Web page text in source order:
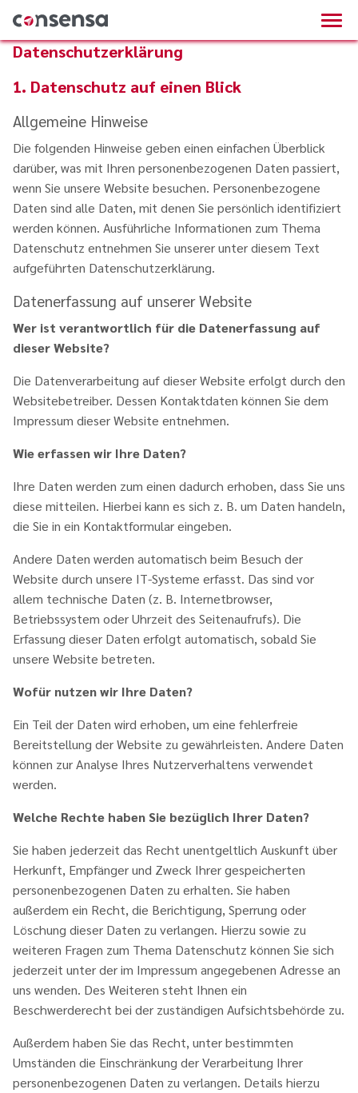
Datenschutzerklärung
1. Datenschutz auf einen Blick
Allgemeine Hinweise
Die folgenden Hinweise geben einen einfachen Überblick
darüber, was mit Ihren personenbezogenen Daten passiert,
wenn Sie unsere Website besuchen. Personenbezogene
Daten sind alle Daten, mit denen Sie persönlich identifiziert
werden können. Ausführliche Informationen zum Thema
Datenschutz entnehmen Sie unserer unter diesem Text
aufgeführten Datenschutzerklärung.
Datenerfassung auf unserer Website
Wer ist verantwortlich für die Datenerfassung auf
dieser Website?
Die Datenverarbeitung auf dieser Website erfolgt durch den
Websitebetreiber. Dessen Kontaktdaten können Sie dem
Impressum dieser Website entnehmen.
Wie erfassen wir Ihre Daten?
Ihre Daten werden zum einen dadurch erhoben, dass Sie uns
diese mitteilen. Hierbei kann es sich z. B. um Daten handeln,
die Sie in ein Kontaktformular eingeben.
Andere Daten werden automatisch beim Besuch der
Website durch unsere IT-Systeme erfasst. Das sind vor
allem technische Daten (z. B. Internetbrowser,
Betriebssystem oder Uhrzeit des Seitenaufrufs). Die
Erfassung dieser Daten erfolgt automatisch, sobald Sie
unsere Website betreten.
Wofür nutzen wir Ihre Daten?
Ein Teil der Daten wird erhoben, um eine fehlerfreie
Bereitstellung der Website zu gewährleisten. Andere Daten
können zur Analyse Ihres Nutzerverhaltens verwendet
werden.
Welche Rechte haben Sie bezüglich Ihrer Daten?
Sie haben jederzeit das Recht unentgeltlich Auskunft über
Herkunft, Empfänger und Zweck Ihrer gespeicherten
personenbezogenen Daten zu erhalten. Sie haben
außerdem ein Recht, die Berichtigung, Sperrung oder
Löschung dieser Daten zu verlangen. Hierzu sowie zu
weiteren Fragen zum Thema Datenschutz können Sie sich
jederzeit unter der im Impressum angegebenen Adresse an
uns wenden. Des Weiteren steht Ihnen ein
Beschwerderecht bei der zuständigen Aufsichtsbehörde zu.
Außerdem haben Sie das Recht, unter bestimmten
Umständen die Einschränkung der Verarbeitung Ihrer
personenbezogenen Daten zu verlangen. Details hierzu